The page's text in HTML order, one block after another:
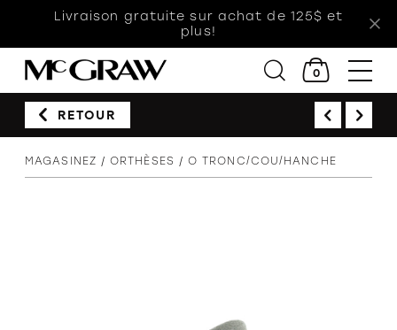
Livraison gratuite sur achat de 125$ et
plus!
0
Femmes
Hommes
RETOUR
MAGASINEZ ORTHÈSES O TRONC/COU/HANCHE